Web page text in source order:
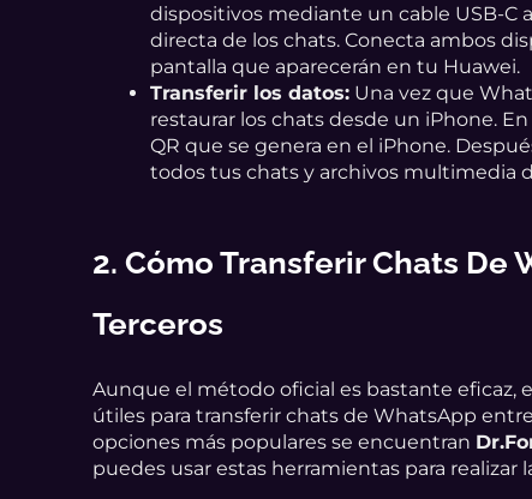
dispositivos mediante un cable USB-C
directa de los chats. Conecta ambos
pantalla que aparecerán en tu Huawei.
Transferir los datos: Una vez que
restaurar los chats desde un iPhone.
QR que se genera en el iPhone.
todos tus chats y archivos multimedia
2. Cómo Transferir Chats De
Terceros
Aunque el método oficial es bastante
útiles para transferir chats de WhatsApp
opciones más populares se encuentran
puedes usar estas herramientas para realizar